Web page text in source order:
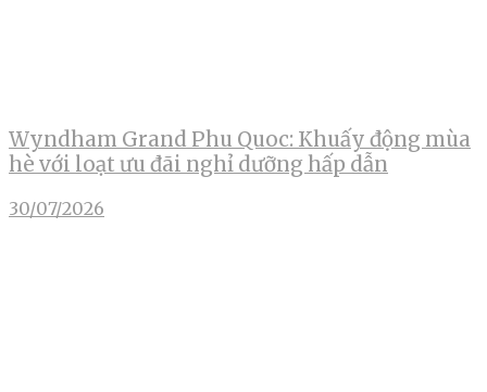
Wyndham Grand Phu Quoc: Khuấy động mùa
hè với loạt ưu đãi nghỉ dưỡng hấp dẫn
30/07/2026